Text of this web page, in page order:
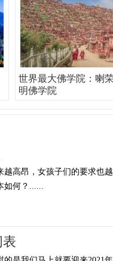
世界最大佛学院：喇
明佛学院
越高昂，女孩子们的要求也
如何？......
表